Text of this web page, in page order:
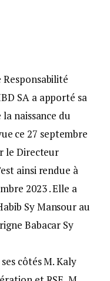
SA a apporté sa
naissance du
ce 27 septembre
le Directeur
ainsi rendue à
2023 . Elle a
Sy Mansour au
Babacar Sy
côtés M. Kaly